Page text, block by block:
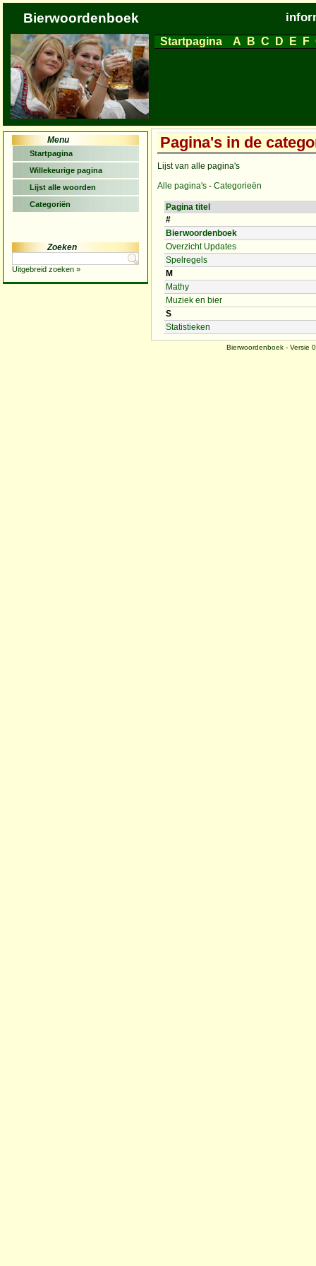
Bierwoordenboek
Startpagina A B C D E F
Menu
Startpagina
Willekeurige pagina
Lijst alle woorden
Categoriën
Zoeken
Uitgebreid zoeken »
Pagina's in de
Lijst van alle pagina's
Alle pagina's - Categorieën
Pagina titel
#
Bierwoordenboek
Overzicht Updates
Spelregels
M
Mathy
Muziek en bier
S
Statistieken
Bierwoordenboek - Versie